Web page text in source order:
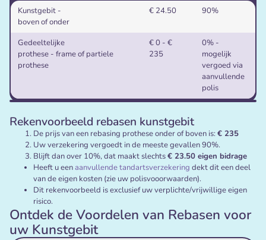
Rebasen kunstgebit
(passend maken) kosten
Indicatie
bijdrage
Via basis
Kunstgebit -
boven of onder
€ 24.50 90%
Gedeeltelijke
prothese - frame of partiele
prothese
€ 0 - €
235
0% -
mogelijk
vergoed via
aanvullende
polis
Rekenvoorbeeld rebasen kunstgebit
De prijs van een rebasing prothese onder of boven is: € 235
Uw verzekering vergoedt in de meeste gevallen 90%.
Blijft dan over 10%, dat maakt slechts€ 23.50 eigen bidrage
Heeft u eenaanvullende tandartsverzekering dekt dit een deel
van de eigen kosten (zie uw polisvooorwaarden).
Dit rekenvoorbeeld is exclusief uw verplichte/vrijwillige eigen
risico.
Ontdek de Voordelen van Rebasen voor
uw Kunstgebit